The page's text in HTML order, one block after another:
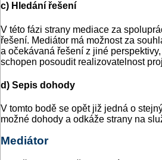
c) Hledání řešení
V této fázi strany mediace za
řešení. Mediátor má možnost za
a očekávaná řešení z jiné
schopen posoudit realizovatelnost
d) Sepis dohody
V tomto bodě se opět již jedná o
možné dohody a odkáže strany na
Mediátor